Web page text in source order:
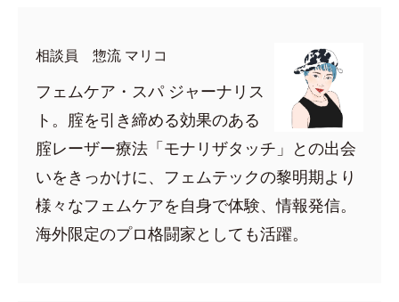
相談員 惣流 マリコ
フェムケア・スパ ジャーナリス
ト。腟を引き締める効果のある
腟レーザー療法「モナリザタッチ」との出会
いをきっかけに、フェムテックの黎明期より
様々なフェムケアを自身で体験、情報発信。
海外限定のプロ格闘家としても活躍。